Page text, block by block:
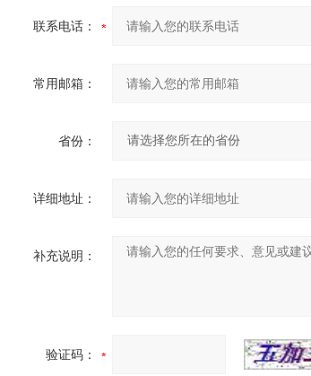
联系电话：
常用邮箱：
省份：
详细地址：
补充说明：
验证码：